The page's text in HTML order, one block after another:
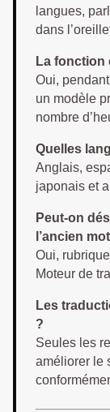
langues,
dans
La fonction
Oui,
un modèle
nombre
Quelles
Anglais,
japonais et
Peut-on
l’ancien
Oui,
Moteur de
Les
?
Seules les
améliorer le